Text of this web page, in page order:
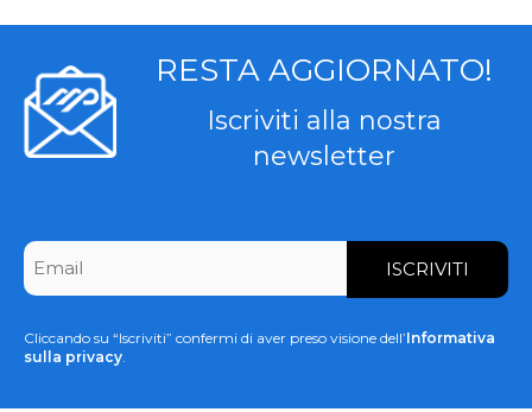
RESTA AGGIORNATO!
Iscriviti alla nostra
newsletter
CAPTCHA
Email
Cliccando su “Iscriviti” confermi di aver preso visione dell’Informativa
sulla privacy.